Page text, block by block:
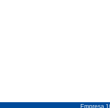
Empresa